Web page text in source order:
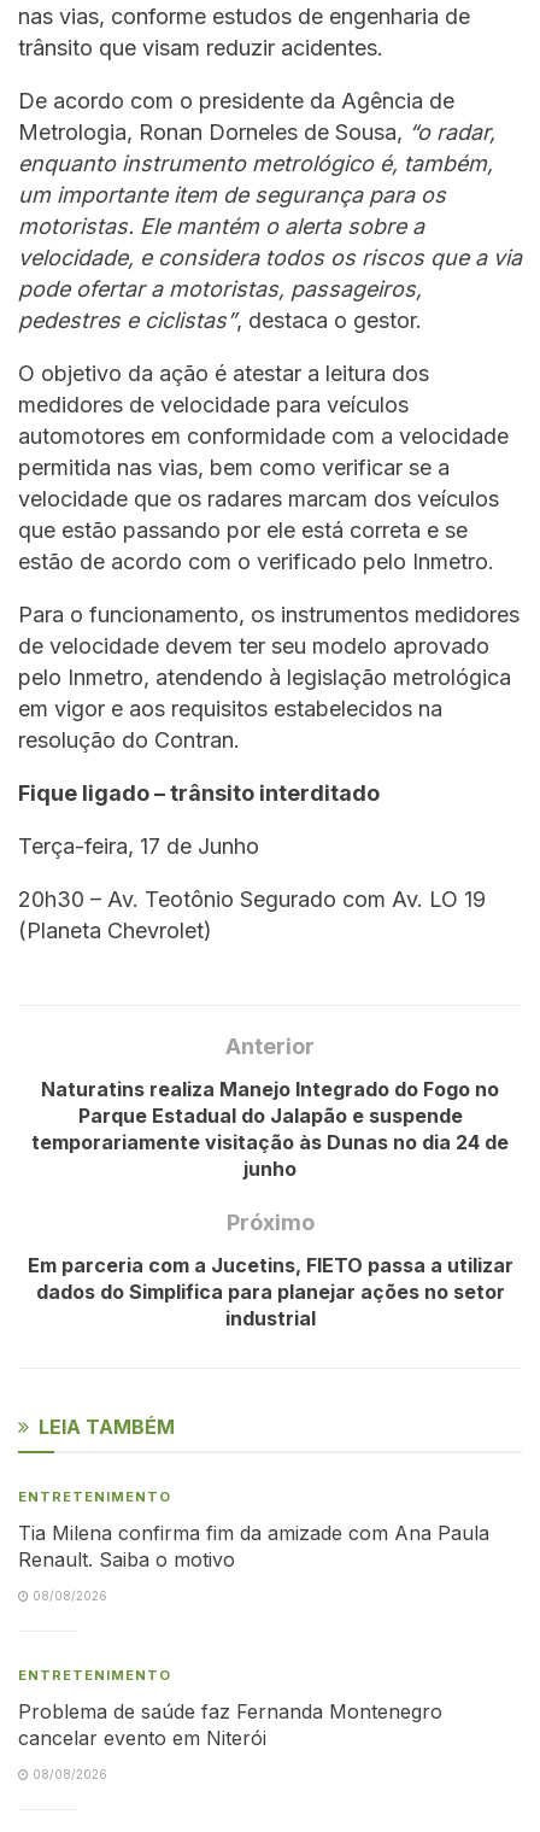
nas vias, conforme estudos de engenharia de
trânsito que visam reduzir acidentes.
De acordo com o presidente da Agência de
Metrologia, Ronan Dorneles de Sousa, “o radar,
enquanto instrumento metrológico é, também,
um importante item de segurança para os
motoristas. Ele mantém o alerta sobre a
velocidade, e considera todos os riscos que a via
pode ofertar a motoristas, passageiros,
pedestres e ciclistas”, destaca o gestor.
O objetivo da ação é atestar a leitura dos
medidores de velocidade para veículos
automotores em conformidade com a velocidade
permitida nas vias, bem como verificar se a
velocidade que os radares marcam dos veículos
que estão passando por ele está correta e se
estão de acordo com o verificado pelo Inmetro.
Para o funcionamento, os instrumentos medidores
de velocidade devem ter seu modelo aprovado
pelo Inmetro, atendendo à legislação metrológica
em vigor e aos requisitos estabelecidos na
resolução do Contran.
Fique ligado – trânsito interditado
Terça-feira, 17 de Junho
20h30 – Av. Teotônio Segurado com Av. LO 19
(Planeta Chevrolet)
Anterior
Naturatins realiza Manejo Integrado do Fogo no
Parque Estadual do Jalapão e suspende
temporariamente visitação às Dunas no dia 24 de
junho
Próximo
Em parceria com a Jucetins, FIETO passa a utilizar
dados do Simplifica para planejar ações no setor
industrial
LEIA TAMBÉM
ENTRETENIMENTO
Tia Milena confirma fim da amizade com Ana Paula
Renault. Saiba o motivo
08/08/2026
ENTRETENIMENTO
Problema de saúde faz Fernanda Montenegro
cancelar evento em Niterói
08/08/2026